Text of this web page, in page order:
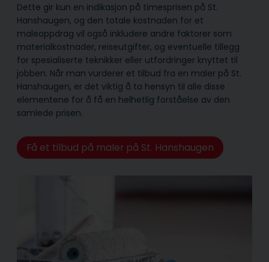
Dette gir kun en indikasjon på timesprisen på St.
Hanshaugen, og den totale kostnaden for et
maleoppdrag vil også inkludere andre faktorer som
materialkostnader, reiseutgifter, og eventuelle tillegg
for spesialiserte teknikker eller utfordringer knyttet til
jobben. Når man vurderer et tilbud fra en maler på St.
Hanshaugen, er det viktig å ta hensyn til alle disse
elementene for å få en helhetlig forståelse av den
samlede prisen.
Få et tilbud på maler på St. Hanshaugen